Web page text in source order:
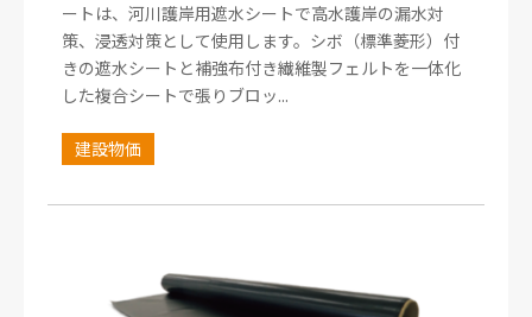
ートは、河川護岸用遮水シートで高水護岸の漏水対
策、浸透対策として使用します。シボ（標準菱形）付
きの遮水シートと補強布付き繊維製フェルトを一体化
した複合シートで張りブロッ...
建設物価